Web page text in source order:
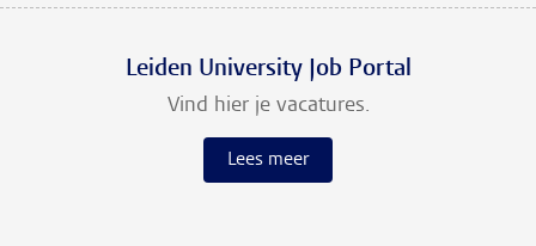
Leiden University Job Portal
Vind hier je vacatures.
Lees meer